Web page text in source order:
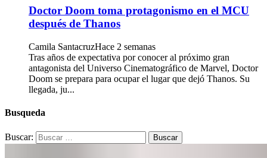
Doctor Doom toma protagonismo en el MCU
después de Thanos
Camila SantacruzHace 2 semanas
Tras años de expectativa por conocer al próximo gran
antagonista del Universo Cinematográfico de Marvel, Doctor
Doom se prepara para ocupar el lugar que dejó Thanos. Su
llegada, ju...
Busqueda
Buscar: